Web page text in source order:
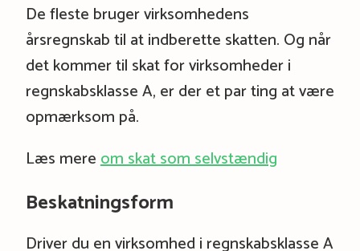
De fleste bruger virksomhedens
årsregnskab til at indberette skatten. Og når
det kommer til skat for virksomheder i
regnskabsklasse A, er der et par ting at være
opmærksom på.
Læs mereom skat som selvstændig
Beskatningsform
Driver du en virksomhed i regnskabsklasse A